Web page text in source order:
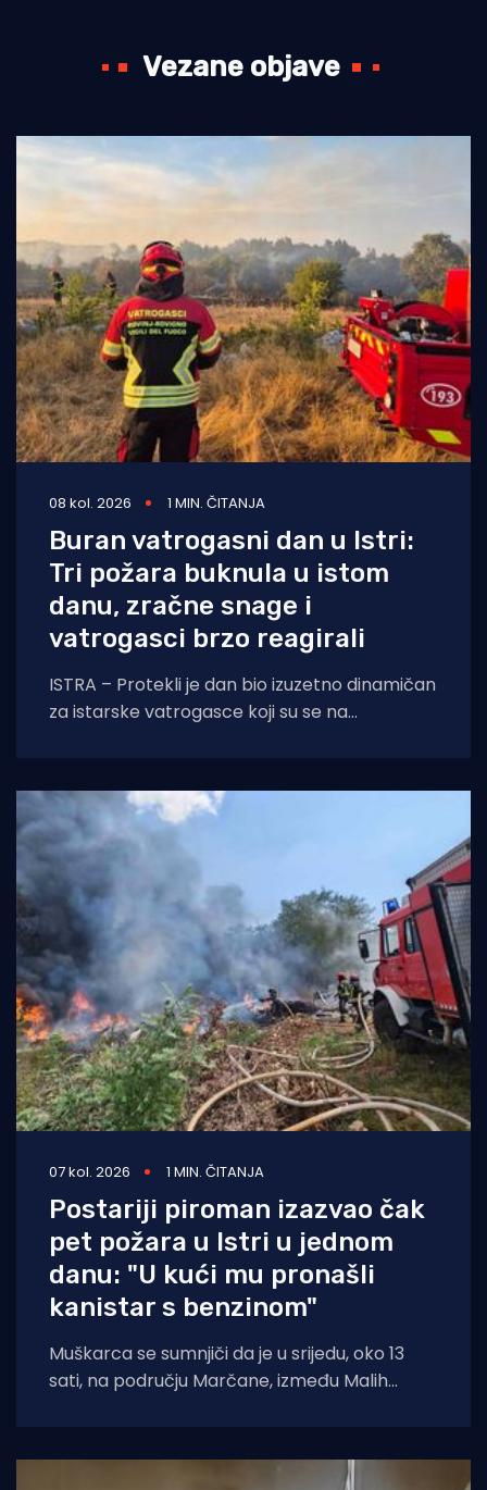
Vezane objave
08 kol. 2026 1 MIN. ČITANJA
Buran vatrogasni dan u Istri:
Tri požara buknula u istom
danu, zračne snage i
vatrogasci brzo reagirali
ISTRA – Protekli je dan bio izuzetno dinamičan
za istarske vatrogasce koji su se na
07 kol. 2026 1 MIN. ČITANJA
Postariji piroman izazvao čak
pet požara u Istri u jednom
danu: "U kući mu pronašli
kanistar s benzinom"
Muškarca se sumnjiči da je u srijedu, oko 13
sati, na području Marčane, između Malih